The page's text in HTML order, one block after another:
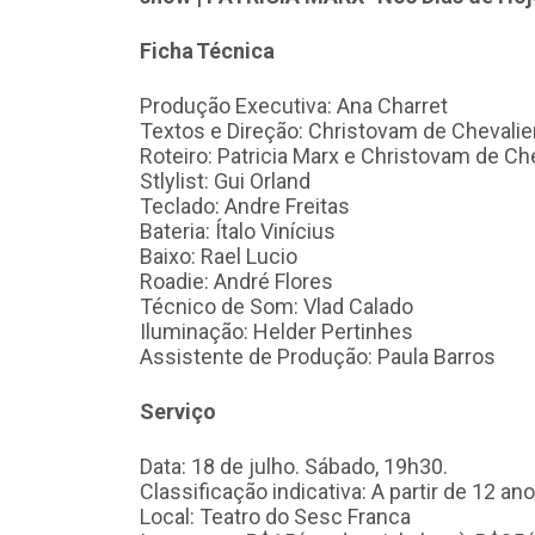
Ficha Técnica
Produção Executiva: Ana Charret
Textos e Direção: Christovam de
Roteiro: Patricia Marx e Christovam de
Stlylist: Gui Orland
Teclado: Andre Freitas
Bateria: Ítalo Vinícius
Baixo: Rael Lucio
Roadie: André Flores
Técnico de Som: Vlad Calado
Iluminação: Helder Pertinhes
Assistente de Produção: Paula Barros
Serviço
Data: 18 de julho. Sábado, 19h30.
Classificação indicativa: A partir de 12
Local: Teatro do Sesc Franca